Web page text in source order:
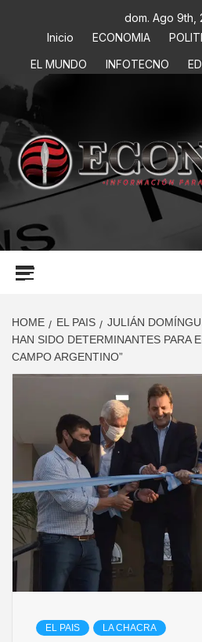
dom. Ago 9th,
Inicio
ECONOMIA
EL MUNDO
INFOTECNO
INFORMACIÓN PARA TOMAR
HOME EL PAIS
JULIÁN
HAN SIDO DETERMINANTES PARA
CAMPO ARGENTINO”
EL PAIS LA CHACRA